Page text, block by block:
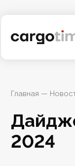
Главная —
2024